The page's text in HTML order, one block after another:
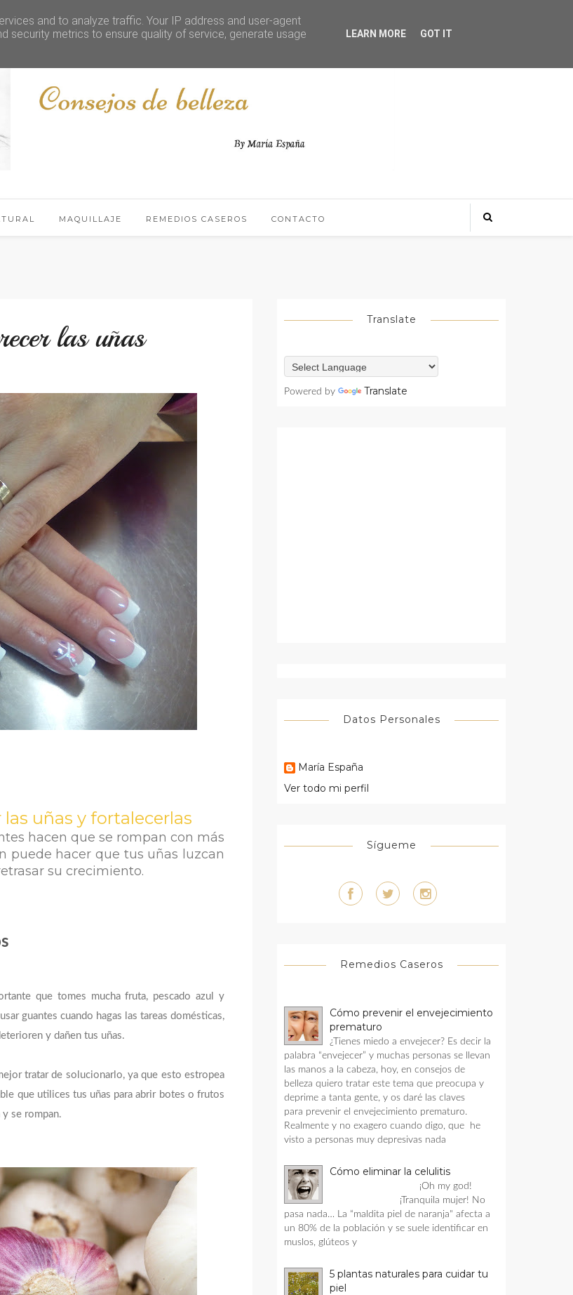
MAQUILLAJE REMEDIOS CASEROS CONTACTO
las uñas
uñas y fortalecerlas
hacen que se rompan con más
puede hacer que tus uñas luzcan
su crecimiento.
que tomes mucha fruta, pescado azul y
guantes cuando hagas las tareas domésticas,
y dañen tus uñas.
tratar de solucionarlo, ya que esto estropea
que utilices tus uñas para abrir botes o frutos
y se rompan.
Translate
Powered by Translate
Datos Personales
María España
Ver todo mi perfil
Sígueme
Remedios Caseros
Cómo prevenir el envejecimiento
prematuro
¿Tienes miedo a envejecer? Es decir la
palabra “envejecer” y muchas personas se llevan
las manos a la cabeza, hoy, en consejos de
belleza quiero tratar este tema que preocupa y
deprime a tanta gente, y os daré las claves
para prevenir el envejecimiento prematuro.
Realmente y no exagero cuando digo, que he
visto a personas muy depresivas nada
Cómo eliminar la celulitis
¡Oh my god!
¡Tranquila mujer! No
pasa nada… La “maldita piel de naranja" afecta a
un 80% de la población y se suele identificar en
muslos, glúteos y
5 plantas naturales para cuidar tu
piel
and to analyze traffic. Your IP address and user-agent
security metrics to ensure quality of service, generate usage
LEARN MORE GOT IT